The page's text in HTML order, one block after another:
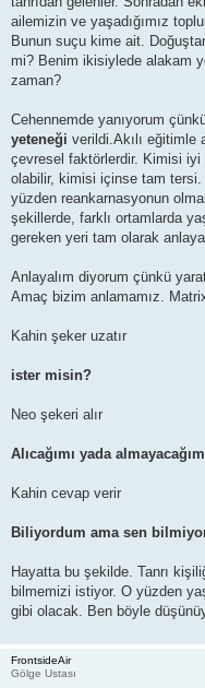
ailemizin ve yaşadığımız
Bunun suçu kime ait.
mi? Benim ikisiylede alakam
zaman?
Cehennemde yanıyorum
yeteneği verildi.Akılı eğitimle
çevresel faktörlerdir. Kimisi
olabilir, kimisi içinse tam
yüzden reankarnasyonun
şekillerde, farklı ortamlarda
gereken yeri tam olarak
Anlayalım diyorum çünkü
Amaç bizim anlamamız.
Kahin şeker uzatır
ister misin?
Neo şekeri alır
Alıcağımı yada
Kahin cevap verir
Biliyordum ama sen
Hayatta bu şekilde. Tanrı
bilmemizi istiyor. O yüzden
gibi olacak. Ben böyle
FrontsideAir
Gölge Ustası